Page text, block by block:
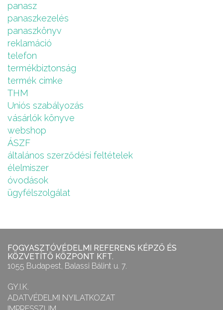
panasz
panaszkezelés
panaszkönyv
reklamáció
telefon
termékbiztonság
termék cimke
THM
Uniós szabályozás
vásárlók könyve
webshop
ÁSZF
általános szerződési feltételek
élelmiszer
óvodások
ügyfélszolgálat
FOGYASZTÓVÉDELMI REFERENS KÉPZŐ ÉS
KÖZVETÍTŐ KÖZPONT KFT.
1055 Budapest, Balassi Bálint u. 7.
GY.I.K.
ADATVÉDELMI NYILATKOZAT